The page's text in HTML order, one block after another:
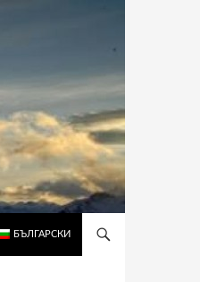
БЪЛГАРСКИ